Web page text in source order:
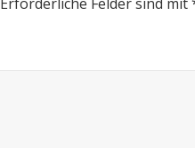
Erforderliche Felder sind mit